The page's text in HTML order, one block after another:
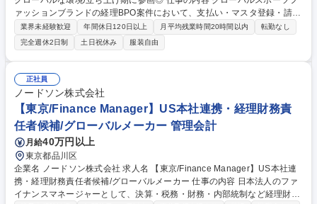
ァッションブランドの経理BPO案件において、支払い・マスタ登録・請求
業務に従事いただきます。韓国拠点等との連携業務も発生いたします。
【詳細】 多国籍な社員が在籍する活気あるオフィスで、韓国拠点とのやり
取りを含めグローバルな経験を積めます。新規立ち上げプロジェクトの立
ち上げを通じ、多様な経理実務に触れることで市場価値を高められる環境
です。 在宅勤務はなく、対面での連携を重視した働き方です。 ※業務内
容の変更の範囲：会社の定める職務 募集職種 【東京／経理（支払・請求
業務）】グローバルな環境/立ち上げ期に参画◎
業界未経験歓迎 年間休日120日以上 月平均残業時間20時間以内
転勤なし
完全週休2日制
土日祝休み 服装自由
正社員
ノードソン株式会社
【東京/Finance Manager】US本社連携・経理財務責
任者候補/グローバルメーカー 管理会計
月給40万円以上
東京都品川区
企業名 ノードソン株式会社 求人名 【東京/Finance Manager】US本社連
携・経理財務責任者候補/グローバルメーカー 仕事の内容 日本法人のファ
イナンスマネージャーとして、決算・税務・財務・内部統制など経理財務